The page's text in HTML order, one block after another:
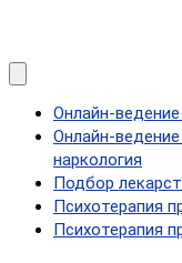
Онлайн-
наркология
Подбор
Психотерапия
Психотерапия